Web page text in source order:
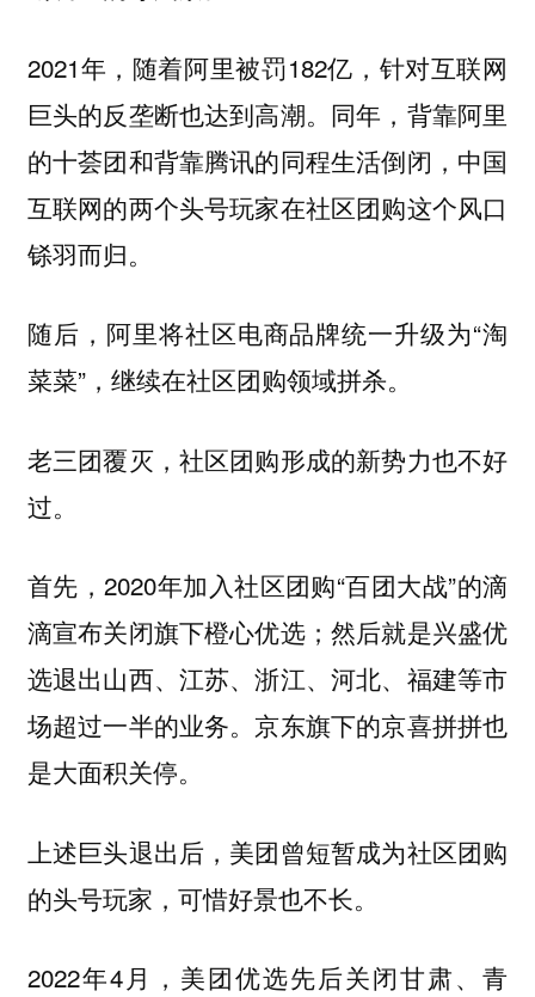
2021年，随着阿里被罚182亿，针对互联网
巨头的反垄断也达到高潮。同年，背靠阿里
的十荟团和背靠腾讯的同程生活倒闭，中国
互联网的两个头号玩家在社区团购这个风口
铩羽而归。
随后，阿里将社区电商品牌统一升级为“淘
菜菜”，继续在社区团购领域拼杀。
老三团覆灭，社区团购形成的新势力也不好
过。
首先，2020年加入社区团购“百团大战”的滴
滴宣布关闭旗下橙心优选；然后就是兴盛优
选退出山西、江苏、浙江、河北、福建等市
场超过一半的业务。京东旗下的京喜拼拼也
是大面积关停。
上述巨头退出后，美团曾短暂成为社区团购
的头号玩家，可惜好景也不长。
2022年4月，美团优选先后关闭甘肃、青